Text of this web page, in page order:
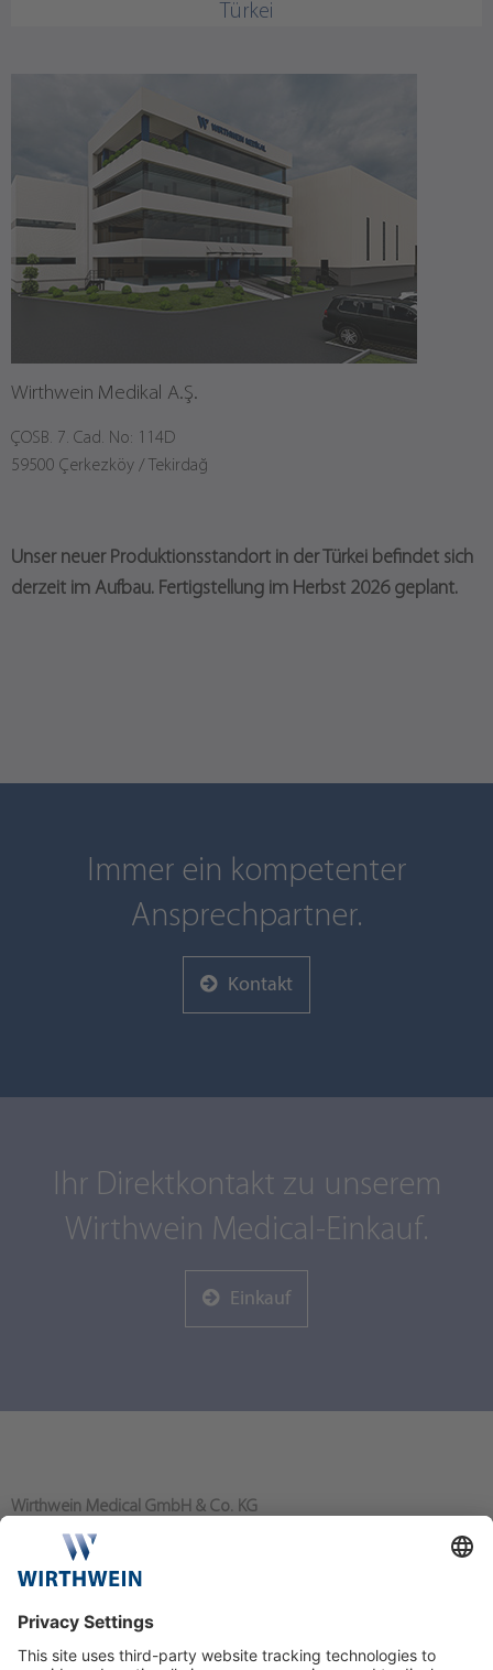
Türkei
Wirthwein Medikal A.Ş.
ÇOSB. 7. Cad. No: 114D
59500 Çerkezköy / Tekirdağ
Unser neuer Produktionsstandort in der Türkei befindet sich
derzeit im Aufbau. Fertigstellung im Herbst 2026 geplant.
Immer ein kompetenter
Ansprechpartner.
Kontakt
Ihr Direktkontakt zu unserem
Wirthwein Medical-Einkauf.
Einkauf
Wirthwein Medical GmbH & Co. KG
Bahnhofstraße 80
64367 Mühltal/Nieder-Ramstadt
+49 6151 919-0
info@wirthwein-medical.com